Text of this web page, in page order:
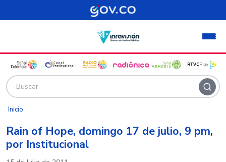
Pasar al contenido principal
Inicio
Rain of Hope, domingo 17 de julio, 9 pm,
por Institucional